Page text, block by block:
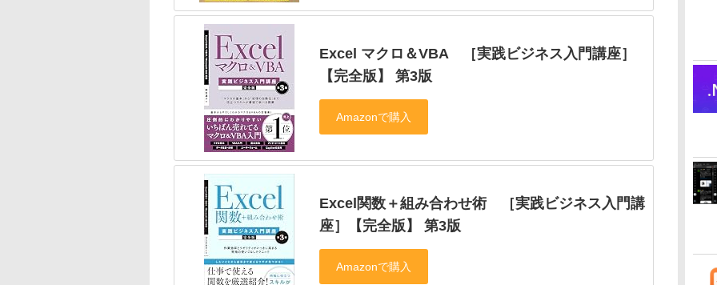
Excel マクロ＆VBA ［実践ビジネス入門講座］
【完全版】 第3版
Excel関数＋組み合わせ術 ［実践ビジネス入門講
座］【完全版】 第3版